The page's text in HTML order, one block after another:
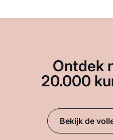
Ontdek
20.000
Bekijk de